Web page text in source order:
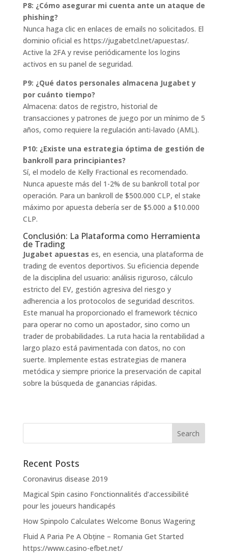
P8: ¿Cómo asegurar mi cuenta ante un ataque de
phishing?
Nunca haga clic en enlaces de emails no solicitados. El
dominio oficial es https://jugabetcl.net/apuestas/.
Active la 2FA y revise periódicamente los logins
activos en su panel de seguridad.
P9: ¿Qué datos personales almacena Jugabet y
por cuánto tiempo?
Almacena: datos de registro, historial de
transacciones y patrones de juego por un mínimo de 5
años, como requiere la regulación anti-lavado (AML).
P10: ¿Existe una estrategia óptima de gestión de
bankroll para principiantes?
Sí, el modelo de Kelly Fractional es recomendado.
Nunca apueste más del 1-2% de su bankroll total por
operación. Para un bankroll de $500.000 CLP, el stake
máximo por apuesta debería ser de $5.000 a $10.000
CLP.
Conclusión: La Plataforma como Herramienta
de Trading
Jugabet apuestas es, en esencia, una plataforma de
trading de eventos deportivos. Su eficiencia depende
de la disciplina del usuario: análisis riguroso, cálculo
estricto del EV, gestión agresiva del riesgo y
adherencia a los protocolos de seguridad descritos.
Este manual ha proporcionado el framework técnico
para operar no como un apostador, sino como un
trader de probabilidades. La ruta hacia la rentabilidad a
largo plazo está pavimentada con datos, no con
suerte. Implemente estas estrategias de manera
metódica y siempre priorice la preservación de capital
sobre la búsqueda de ganancias rápidas.
Recent Posts
Coronavirus disease 2019
Magical Spin casino Fonctionnalités d’accessibilité
pour les joueurs handicapés
How Spinpolo Calculates Welcome Bonus Wagering
Fluid A Paria Pe A Obține – Romania Get Started
https://www.casino-efbet.net/